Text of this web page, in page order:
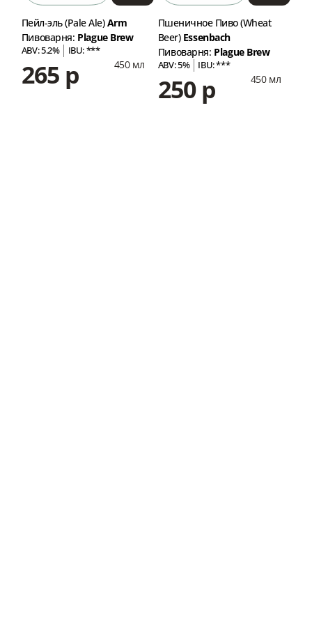
Пейл-эль (Pale Ale)Arm
Пивоварня: Plague Brew
ABV: 5.2% IBU: ***
265 р 450 мл
Пшеничное Пиво (Wheat
Beer) Essenbach
Пивоварня: Plague Brew
ABV: 5% IBU: ***
250 р 450 мл